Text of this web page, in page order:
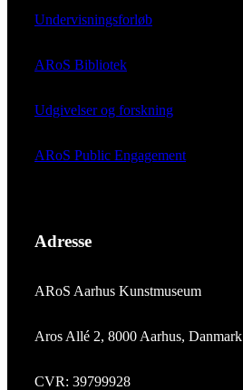
Undervisningsforløb
ARoS Bibliotek
Udgivelser og forskning
ARoS Public Engagement
Adresse
ARoS Aarhus Kunstmuseum
Aros Allé 2, 8000 Aarhus, Danmark
CVR: 39799928